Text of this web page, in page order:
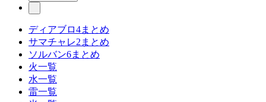
ディアブロ4まとめ
サマチャレ2まとめ
ソルバン6まとめ
火一覧
水一覧
雷一覧